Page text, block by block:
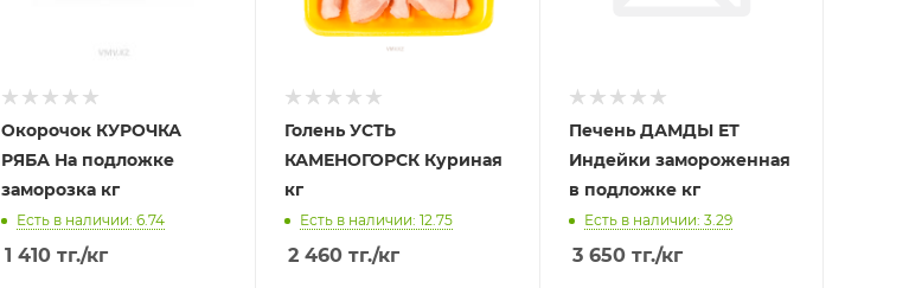
Окорочок КУРОЧКА
РЯБА На подложке
заморозка кг
Есть в наличии: 6.74
1 410тг./кг
Голень УСТЬ
КАМЕНОГОРСК Куриная
кг
Есть в наличии: 12.75
2 460 тг./кг
Печень ДАМДЫ ЕТ
Индейки замороженная
в подложке кг
Есть в наличии: 3.29
3 650тг./кг